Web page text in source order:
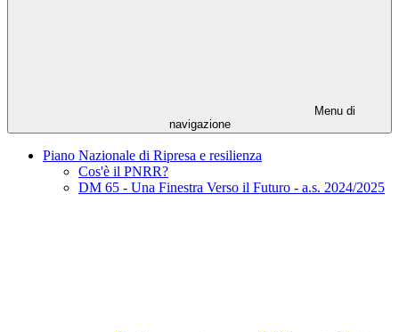
Menu di
navigazione
Piano Nazionale di Ripresa e resilienza
Cos'è il PNRR?
DM 65 - Una Finestra Verso il Futuro - a.s. 2024/2025